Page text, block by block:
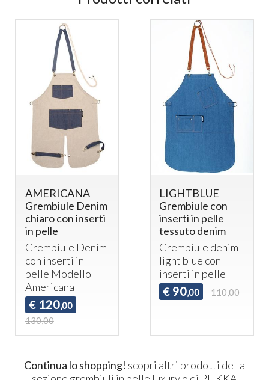
AMERICANA
Grembiule Denim
chiaro con inserti
in pelle
Grembiule Denim
con inserti in
pelle Modello
Americana
€ 120,00
130,00
LIGHTBLUE
Grembiule con
inserti in pelle
tessuto denim
Grembiule denim
light blue con
inserti in pelle
€ 90,00 110,00
Continua lo shopping! scopri altri prodotti della